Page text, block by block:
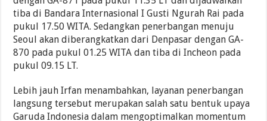
tiba di Bandara Internasional I Gusti Ngurah Rai pada
pukul 17.50 WITA. Sedangkan penerbangan menuju
Seoul akan diberangkatkan dari Denpasar dengan GA-
870 pada pukul 01.25 WITA dan tiba di Incheon pada
pukul 09.15 LT.
Lebih jauh Irfan menambahkan, layanan penerbangan
langsung tersebut merupakan salah satu bentuk upaya
Garuda Indonesia dalam mengoptimalkan momentum